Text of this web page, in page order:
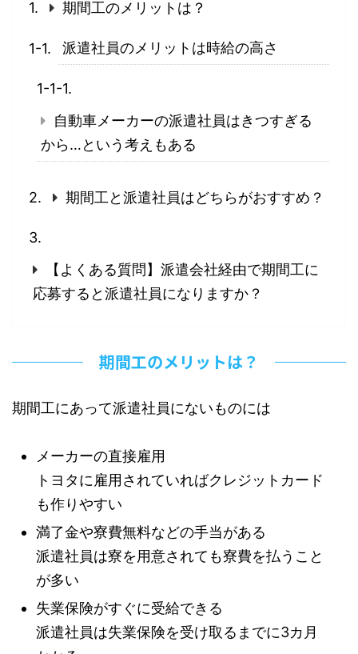
期間工のメリットは？
派遣社員のメリットは時給の高さ
自動車メーカーの派遣社員はきつすぎる
から…という考えもある
期間工と派遣社員はどちらがおすすめ？
【よくある質問】派遣会社経由で期間工に
応募すると派遣社員になりますか？
期間工のメリットは？
期間工にあって派遣社員にないものには
メーカーの直接雇用
トヨタに雇用されていればクレジットカード
も作りやすい
満了金や寮費無料などの手当がある
派遣社員は寮を用意されても寮費を払うこと
が多い
失業保険がすぐに受給できる
派遣社員は失業保険を受け取るまでに3カ月